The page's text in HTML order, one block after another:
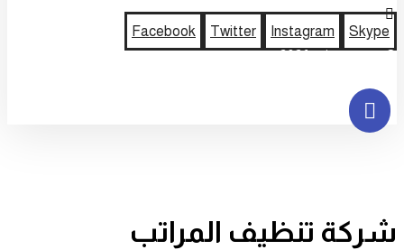
Facebook Twitter Instagram
Skype
© حقوق النشر 2026
شركة تنظيف المراتب